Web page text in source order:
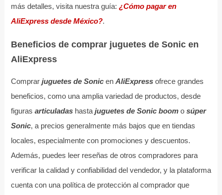
más detalles, visita nuestra guía: ¿Cómo pagar en
AliExpress desde México?.
Beneficios de comprar juguetes de Sonic en
AliExpress
Comprar juguetes de Sonicen AliExpressofrece grandes
beneficios, como una amplia variedad de productos, desde
figuras articuladashasta juguetes de Sonic boomo súper
Sonic, a precios generalmente más bajos que en tiendas
locales, especialmente con promociones y descuentos.
Además, puedes leer reseñas de otros compradores para
verificar la calidad y confiabilidad del vendedor, y la plataforma
cuenta con una política de protección al comprador que